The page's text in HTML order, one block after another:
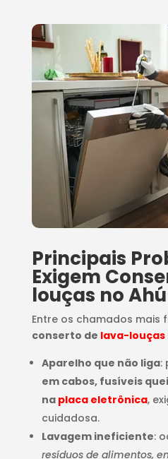
Principais
Exigem
louças no Ahú
Entre os chamados mais
conserto de lava-louças
Aparelho que não liga:
em cabos, fusíveis
na placa eletrônica,
cuidadosa.
Lavagem ineficiente:
resíduos de alimentos,